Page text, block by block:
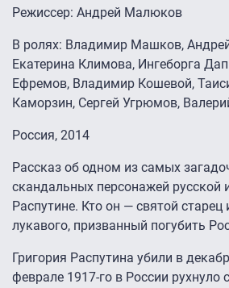
Режиссер: Андрей Малюков
В ролях: Владимир Машков,
Екатерина Климова, Ингеборга
Ефремов, Владимир Кошевой,
Каморзин, Сергей Угрюмов,
Россия, 2014
Рассказ об одном из самых
скандальных персонажей русской
Распутине. Кто он — святой старец
лукавого, призванный погубить
Григория Распутина убили в
феврале 1917-го в России